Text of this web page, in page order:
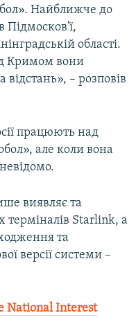
Найближче до
Підмосков'ї,
області.
Кримом вони
– розповів
працюють над
але коли вона
виявляє та
терміналів Starlink, а
та
версії системи –
National Interest